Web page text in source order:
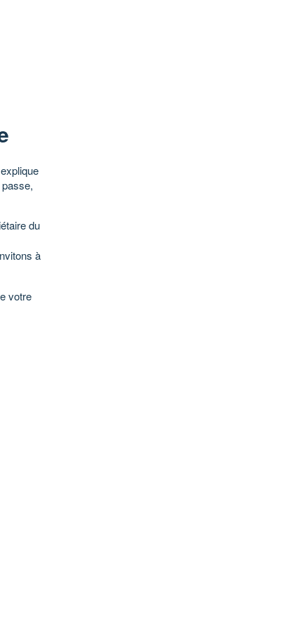
du
à
votre